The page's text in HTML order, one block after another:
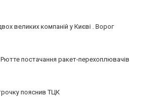
великих компаній у Києві . Ворог
постачання ракет-перехоплювачів
пояснив ТЦК